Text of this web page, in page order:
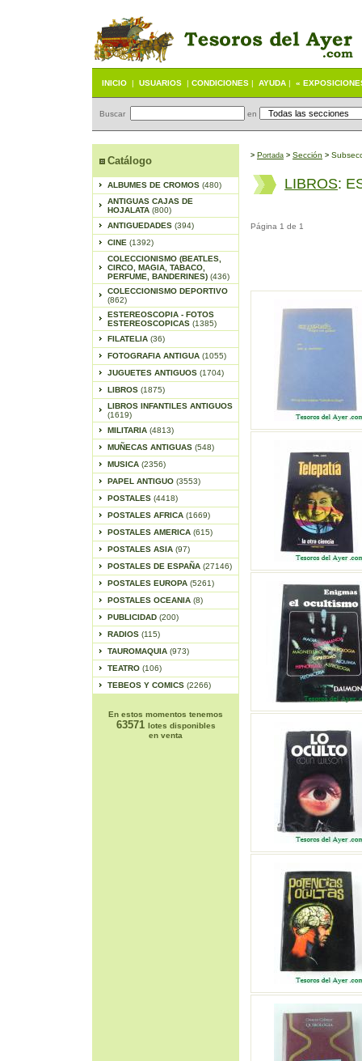
INICIO | USUARIOS | CONDICIONES | AYUDA | «
Buscar en
Catálogo
ALBUMES DE CROMOS (480)
ANTIGUAS CAJAS DE
HOJALATA (800)
ANTIGUEDADES (394)
CINE (1392)
COLECCIONISMO (BEATLES,
CIRCO, MAGIA, TABACO,
PERFUME, BANDERINES) (436)
COLECCIONISMO DEPORTIVO
(862)
ESTEREOSCOPIA - FOTOS
ESTEREOSCOPICAS (1385)
FILATELIA (36)
FOTOGRAFIA ANTIGUA (1055)
JUGUETES ANTIGUOS (1704)
LIBROS (1875)
LIBROS INFANTILES ANTIGUOS
(1619)
MILITARIA (4813)
MUÑECAS ANTIGUAS (548)
MUSICA (2356)
PAPEL ANTIGUO (3553)
POSTALES (4418)
POSTALES AFRICA (1669)
POSTALES AMERICA (615)
POSTALES ASIA (97)
POSTALES DE ESPAÑA (27146)
POSTALES EUROPA (5261)
POSTALES OCEANIA (8)
PUBLICIDAD (200)
RADIOS (115)
TAUROMAQUIA (973)
TEATRO (106)
TEBEOS Y COMICS (2266)
En estos momentos tenemos
63571 lotes disponibles
en venta
> Portada > Sección >
LIBROS:
Página 1 de 1